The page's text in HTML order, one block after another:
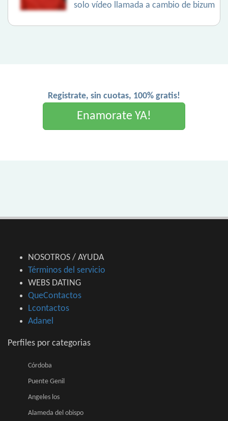
solo vídeo llamada a cambio de bizum
Registrate, sin cuotas, 100% gratis!
Enamorate YA!
NOSOTROS / AYUDA
Términos del servicio
WEBS DATING
QueContactos
Lcontactos
Adanel
Perfiles por categorias
Córdoba
Puente Genil
Angeles los
Alameda del obispo